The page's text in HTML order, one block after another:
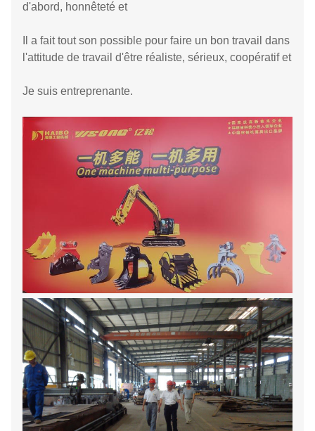
d'abord, honnêteté et
Il a fait tout son possible pour faire un bon travail dans
l'attitude de travail d'être réaliste, sérieux, coopératif et
Je suis entreprenante.